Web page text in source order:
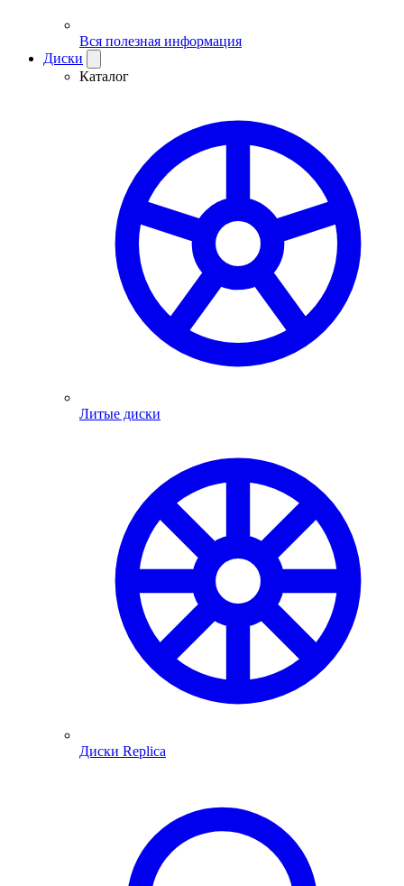
Вся полезная информация
Диски
Каталог
Литые диски
Диски Replica